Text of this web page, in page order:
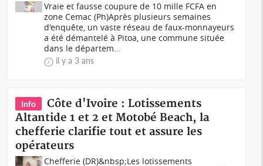
Vraie et fausse coupure de 10 mille FCFA en
zone Cemac (Ph)Après plusieurs semaines
d'enquête, un vaste réseau de faux-monnayeurs
a été démantelé à Pitoa, une commune située
dans le départem...
il y a 3 ans
Info
Côte d'Ivoire : Lotissements
Altantide 1 et 2 et Motobé Beach, la
chefferie clarifie tout et assure les
opérateurs
Chefferie (DR)&nbsp;Les lotissements